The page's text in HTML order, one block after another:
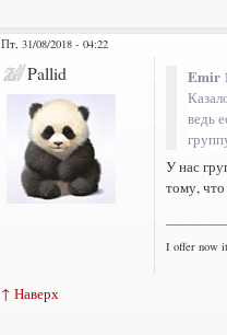
Пт, 31/08/2018 - 04:22
Pallid Emir
ведь
У нас
тому,
I offer now
↑ Наверх